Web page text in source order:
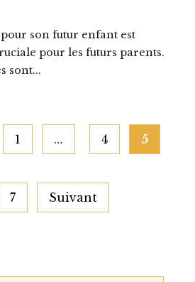
son futur enfant est
pour les futurs parents.
sont...
1 … 4 5
7 Suivant